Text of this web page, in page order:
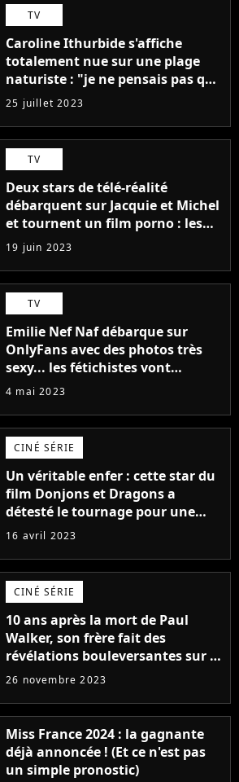
TV
Caroline Ithurbide s'affiche
totalement nue sur une plage
naturiste : "je ne pensais pas que
j'arriverais à le faire..."
25 juillet 2023
TV
Deux stars de télé-réalité
débarquent sur Jacquie et Michel
et tournent un film porno : les
premières images du tournage
(exclu)
19 juin 2023
TV
Emilie Nef Naf débarque sur
OnlyFans avec des photos très
sexy... les fétichistes vont
prendre leur pied !
4 mai 2023
CINÉ SÉRIE
Un véritable enfer : cette star du
film Donjons et Dragons a
détesté le tournage pour une
raison très spéciale
16 avril 2023
CINÉ SÉRIE
10 ans après la mort de Paul
Walker, son frère fait des
révélations bouleversantes sur la
réaction des acteurs de Fast and
26 novembre 2023
Miss France 2024 : la gagnante
déjà annoncée ! (Et ce n'est pas
un simple pronostic)